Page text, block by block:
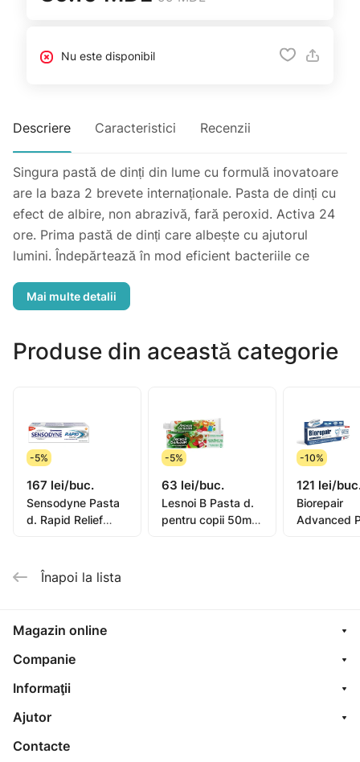
Nu este disponibil
Descriere Caracteristici Recenzii
Singura pastă de dinți din lume cu formulă inovatoare
are la baza 2 brevete internaționale. Pasta de dinți cu
efect de albire, non abrazivă, fară peroxid. Activa 24
ore. Prima pastă de dinți care albește cu ajutorul
lumini. Îndepărtează în mod eficient bacteriile ce
Îndepărtează în mod eficient bacteriile ce produc
Produse din această categorie
-5%
167 lei/buc.
Sensodyne Pasta
d. Rapid Relief
-5%
63 lei/buc.
Lesnoi B Pasta d.
pentru copii 50ml
-10%
121 lei/
Biorepair
Advanced
Înapoi la lista
Magazin online
Companie
Informaţii
Ajutor
Contacte